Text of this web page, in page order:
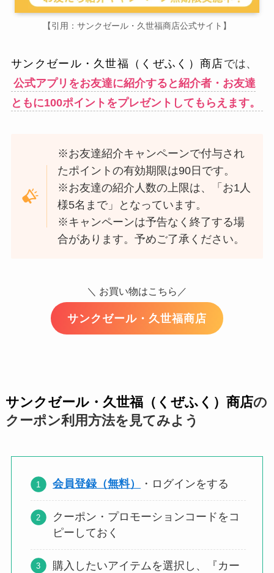
【引用：サンクゼール・久世福商店公式サイト】
サンクゼール・久世福（くぜふく）商店では、
公式アプリをお友達に紹介すると紹介者・お友達
ともに100ポイントをプレゼントしてもらえます。
※お友達紹介キャンペーンで付与され
たポイントの有効期限は90日です。
※お友達の紹介人数の上限は、「お1人
様5名まで」となっています。
※キャンペーンは予告なく終了する場
合があります。予めご了承ください。
＼ お買い物はこちら／
サンクゼール・久世福商店
サンクゼール・久世福（くぜふく）商店の
クーポン利用方法を見てみよう
会員登録（無料） ・ログインをする
クーポン・プロモーションコードをコ
ピーしておく
購入したいアイテムを選択し、『カー